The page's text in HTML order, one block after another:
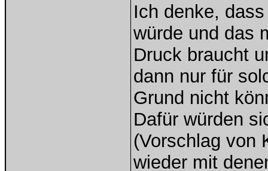
Ich denke,
würde und das
Druck braucht
dann nur für
Grund nicht
Dafür würden
(Vorschlag von
wieder mit